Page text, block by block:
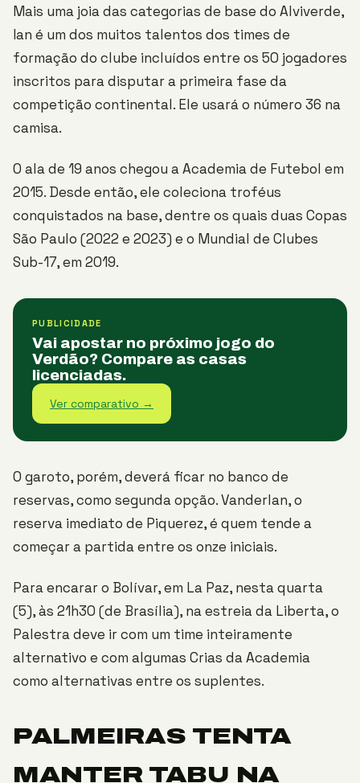
Mais uma joia das categorias de base do Alviverde,
Ian é um dos muitos talentos dos times de
formação do clube incluídos entre os 50 jogadores
inscritos para disputar a primeira fase da
competição continental. Ele usará o número 36 na
camisa.
O ala de 19 anos chegou a Academia de Futebol em
2015. Desde então, ele coleciona troféus
conquistados na base, dentre os quais duas Copas
São Paulo (2022 e 2023) e o Mundial de Clubes
Sub-17, em 2019.
PUBLICIDADE
Vai apostar no próximo jogo do
Verdão? Compare as casas
licenciadas.
Ver comparativo →
O garoto, porém, deverá ficar no banco de
reservas, como segunda opção. Vanderlan, o
reserva imediato de Piquerez, é quem tende a
começar a partida entre os onze iniciais.
Para encarar o Bolívar, em La Paz, nesta quarta
(5), às 21h30 (de Brasília), na estreia da Liberta, o
Palestra deve ir com um time inteiramente
alternativo e com algumas Crias da Academia
como alternativas entre os suplentes.
PALMEIRAS TENTA
MANTER TABU NA